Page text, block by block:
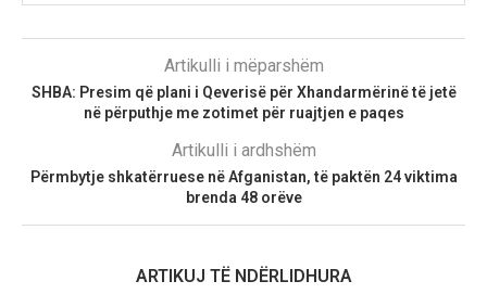
Artikulli i mëparshëm
SHBA: Presim që plani i Qeverisë për Xhandarmërinë të jetë
në përputhje me zotimet për ruajtjen e paqes
Artikulli i ardhshëm
Përmbytje shkatërruese në Afganistan, të paktën 24 viktima
brenda 48 orëve
ARTIKUJ TË NDËRLIDHURA